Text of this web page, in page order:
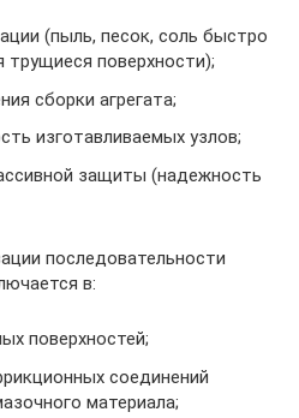
(пыль, песок, соль быстро
поверхности);
сборки агрегата;
изготавливаемых узлов;
защиты (надежность
последовательности
в:
поверхностей;
соединений
материала;